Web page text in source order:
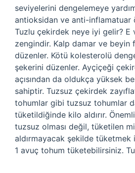
seviyelerini dengelemeye
antioksidan ve anti-inflamatuar
Tuzlu çekirdek neye iyi gelir? E
zengindir. Kalp damar ve beyin
düzenler. Kötü kolesterolü
şekerini düzenler. Ayçiçeği
açısından da oldukça yüksek
sahiptir. Tuzsuz çekirdek
tohumlar gibi tuzsuz tohumlar
tüketildiğinde kilo aldırır.
tuzsuz olması değil, tüketilen
aldırmayacak şekilde tüketmek
1 avuç tohum tüketebilirsiniz.